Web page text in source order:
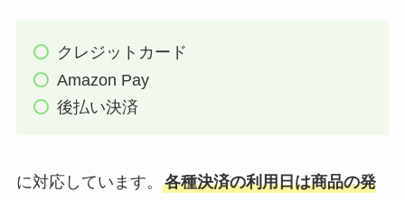
クレジットカード
Amazon Pay
後払い決済
に対応しています。 各種決済の利用日は商品の発